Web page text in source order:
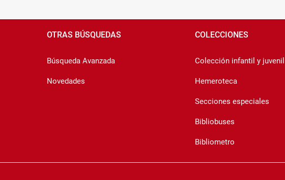
OTRAS BÚSQUEDAS
Búsqueda Avanzada
Novedades
COLECCIONES
Colección infantil y juvenil
Hemeroteca
Secciones especiales
Bibliobuses
Bibliometro